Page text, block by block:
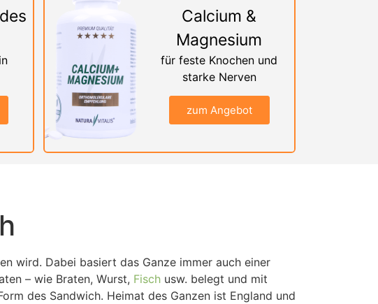
Calcium &
Magnesium
für feste Knochen und
starke Nerven
zum Angebot
wird. Dabei basiert das Ganze immer auch einer
– wie Braten, Wurst, Fisch usw. belegt und mit
des Sandwich. Heimat des Ganzen ist England und